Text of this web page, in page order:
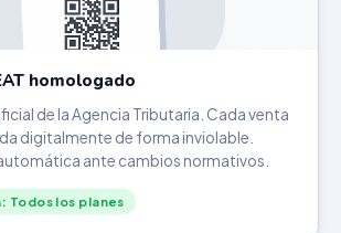
homologado
de la Agencia Tributaria. Cada venta
digitalmente de forma inviolable.
ante cambios normativos.
Todos los planes